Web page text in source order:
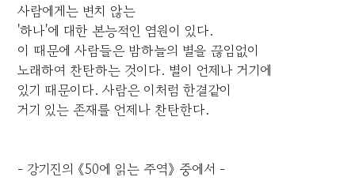
사람에게는 변치 않는
'하나'에 대한 본능적인 염원이 있다.
이 때문에 사람들은 밤하늘의 별을 끊임없이
노래하여 찬탄하는 것이다. 별이 언제나 거기에
있기 때문이다. 사람은 이처럼 한결같이
거기 있는 존재를 언제나 찬탄한다.
- 강기진의 《50에 읽는 주역》 중에서 -